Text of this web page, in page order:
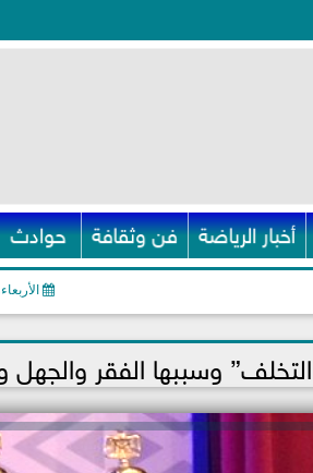
أخبار الرياضة فن وثقافة حوادث
الأربعاء، 22 ديسمبر
وسببها الفقر والجهل